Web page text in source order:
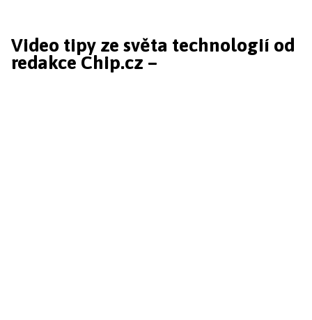
Video tipy ze světa technologií od
redakce Chip.cz –